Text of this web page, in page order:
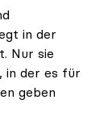
in der
Nur sie
in der es für
geben